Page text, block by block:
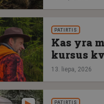
PATIRTIS
Kas yra
kursus
13. liepa, 2026
PATIRTIS